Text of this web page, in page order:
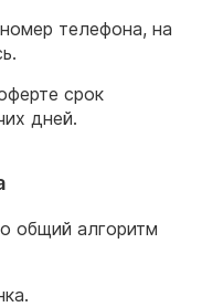
телефона, на
срок
дней.
общий алгоритм